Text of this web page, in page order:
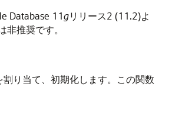
Database 11gリリース2 (11.2)よ
非推奨です。
割り当て、初期化します。この関数